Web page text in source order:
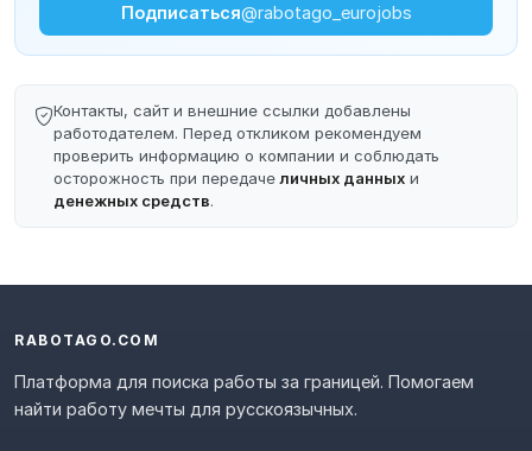
Подписаться@rabotago_eurojobs
Контакты, сайт и внешние ссылки добавлены
работодателем. Перед откликом рекомендуем
проверить информацию о компании и соблюдать
осторожность при передачеличных данных и
денежных средств.
RABOTAGO.COM
Платформа для поиска работы за границей. Помогаем
найти работу мечты для русскоязычных.